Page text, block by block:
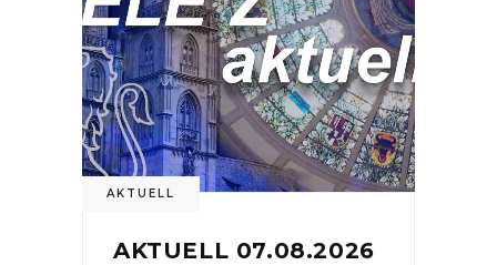
AKTUELL
AKTUELL 07.08.2026